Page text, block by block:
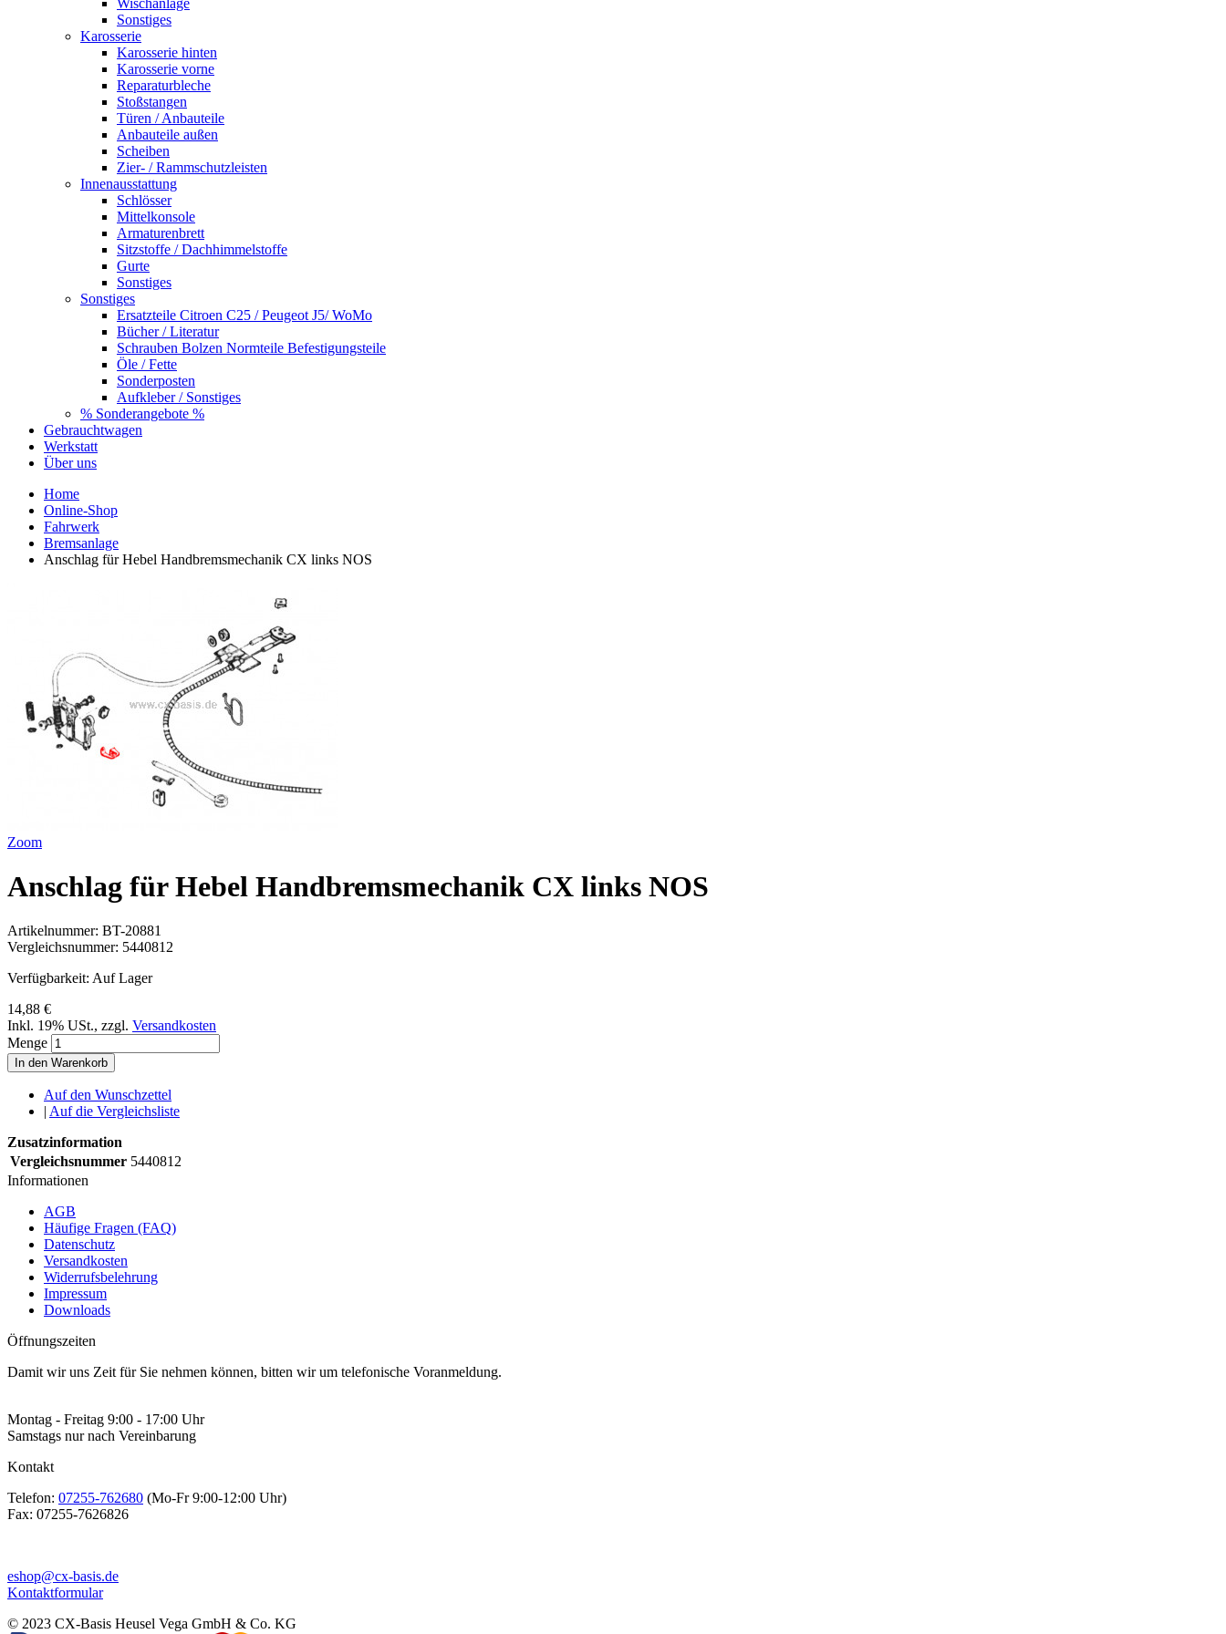
Sonstiges
Karosserie
Karosserie hinten
Karosserie vorne
Reparaturbleche
Stoßstangen
Türen / Anbauteile
Anbauteile außen
Scheiben
Zier- / Rammschutzleisten
Innenausstattung
Schlösser
Mittelkonsole
Armaturenbrett
Sitzstoffe / Dachhimmelstoffe
Gurte
Sonstiges
Sonstiges
Ersatzteile Citroen C25 / Peugeot J5/ WoMo
Bücher / Literatur
Schrauben Bolzen Normteile Befestigungsteile
Öle / Fette
Sonderposten
Aufkleber / Sonstiges
% Sonderangebote %
Gebrauchtwagen
Werkstatt
Über uns
Home
Online-Shop
Fahrwerk
Bremsanlage
Anschlag für Hebel Handbremsmechanik CX links NOS
Zoom
Anschlag für Hebel Handbremsmechanik CX links NOS
Artikelnummer: BT-20881
Vergleichsnummer: 5440812
Verfügbarkeit: Auf Lager
14,88 €
Inkl. 19% USt., zzgl. Versandkosten
Menge
In den Warenkorb
Auf den Wunschzettel
| Auf die Vergleichsliste
Zusatzinformation
Vergleichsnummer 5440812
Informationen
AGB
Häufige Fragen (FAQ)
Datenschutz
Versandkosten
Widerrufsbelehrung
Impressum
Downloads
Öffnungszeiten
Damit wir uns Zeit für Sie nehmen können, bitten wir um telefonische Voranmeldung.
Montag - Freitag 9:00 - 17:00 Uhr
Samstags nur nach Vereinbarung
Kontakt
Telefon: 07255-762680 (Mo-Fr 9:00-12:00 Uhr)
Fax: 07255-7626826
eshop@cx-basis.de
Kontaktformular
© 2023 CX-Basis Heusel Vega GmbH & Co. KG